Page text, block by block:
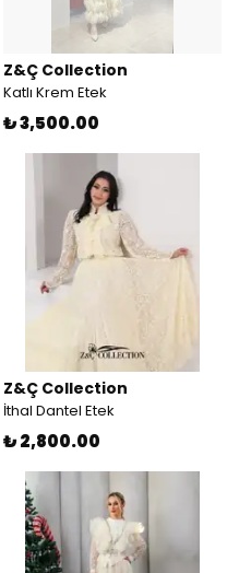
Z&Ç Collection
Katlı Krem Etek
₺ 3,500.00
Z&Ç Collection
İthal Dantel Etek
₺ 2,800.00